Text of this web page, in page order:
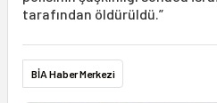
tarafından öldürüldü.”
BİA Haber Merkezi